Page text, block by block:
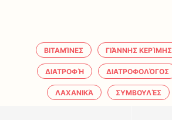
ΒΙΤΑΜΊΝΕΣ ΓΙΆΝΝΗΣ ΚΕΡΊΜΗΣ
ΔΙΑΤΡΟΦΉ ΔΙΑΤΡΟΦΟΛΌΓΟΣ
ΛΑΧΑΝΙΚΆ ΣΥΜΒΟΥΛΈΣ